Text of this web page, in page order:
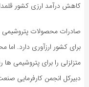
کاهش درآمد ارزی کشور
برای کشور ارزآوری دارد. اما
متزلزلی را برای پتروشیمی
دبیرکل انجمن کارفرمایی